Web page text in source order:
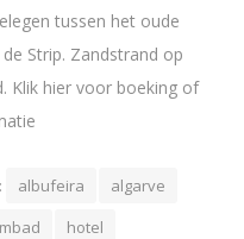
tussen het oude
Strip. Zandstrand op
Klik hier voor boeking of
albufeira
algarve
hotel